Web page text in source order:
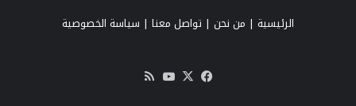
RSS
الرئيسية | من نحن | تواصل معنا | سياسة الخصوصية
فيسبوك
‫X
‫YouTube